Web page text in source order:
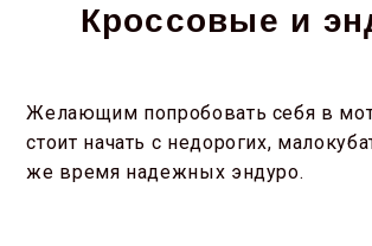
Кроссовые и
Желающим попробовать себя в
стоит начать с недорогих,
же время надежных эндуро.